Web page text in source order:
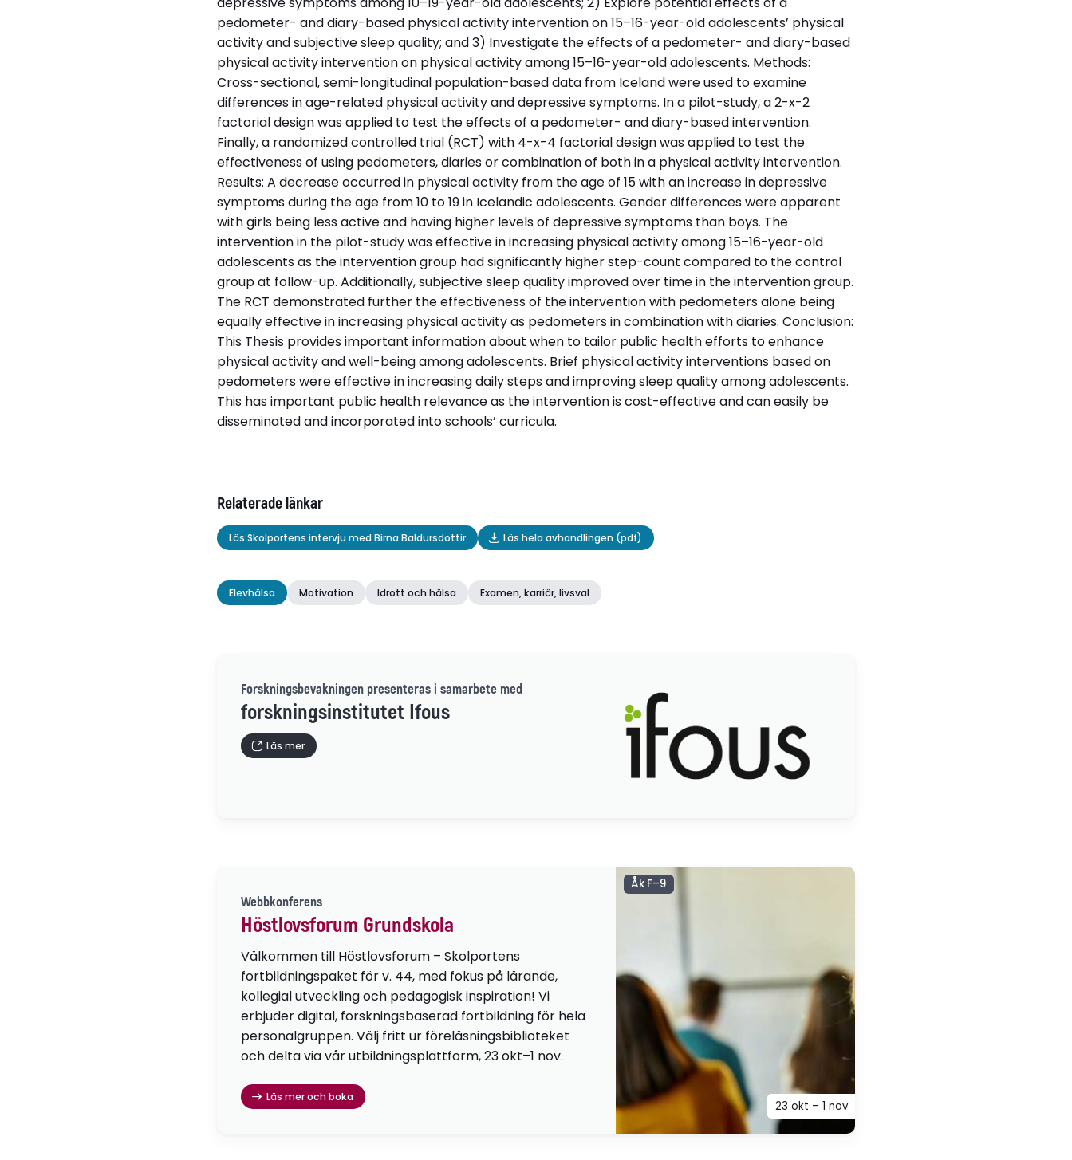
pedometer- and diary-based physical activity intervention on 15–16-year-old adolescents’ physical
activity and subjective sleep quality; and 3) Investigate the effects of a pedometer- and diary-based
physical activity intervention on physical activity among 15–16-year-old adolescents. Methods:
Cross-sectional, semi-longitudinal population-based data from Iceland were used to examine
differences in age-related physical activity and depressive symptoms. In a pilot-study, a 2-x-2
factorial design was applied to test the effects of a pedometer- and diary-based intervention.
Finally, a randomized controlled trial (RCT) with 4-x-4 factorial design was applied to test the
effectiveness of using pedometers, diaries or combination of both in a physical activity intervention.
Results: A decrease occurred in physical activity from the age of 15 with an increase in depressive
symptoms during the age from 10 to 19 in Icelandic adolescents. Gender differences were apparent
with girls being less active and having higher levels of depressive symptoms than boys. The
intervention in the pilot-study was effective in increasing physical activity among 15–16-year-old
adolescents as the intervention group had significantly higher step-count compared to the control
group at follow-up. Additionally, subjective sleep quality improved over time in the intervention group.
The RCT demonstrated further the effectiveness of the intervention with pedometers alone being
equally effective in increasing physical activity as pedometers in combination with diaries. Conclusion:
This Thesis provides important information about when to tailor public health efforts to enhance
physical activity and well-being among adolescents. Brief physical activity interventions based on
pedometers were effective in increasing daily steps and improving sleep quality among adolescents.
This has important public health relevance as the intervention is cost-effective and can easily be
disseminated and incorporated into schools’ curricula.
Relaterade länkar
Läs Skolportens intervju med Birna Baldursdottir Läs hela avhandlingen (pdf)
Elevhälsa Motivation Idrott och hälsa Examen, karriär, livsval
Forskningsbevakningen presenteras i samarbete med
forskningsinstitutet Ifous
Läs mer
Webbkonferens
Höstlovsforum Grundskola
Välkommen till Höstlovsforum – Skolportens
fortbildningspaket för v. 44, med fokus på lärande,
kollegial utveckling och pedagogisk inspiration! Vi
erbjuder digital, forskningsbaserad fortbildning för hela
personalgruppen. Välj fritt ur föreläsningsbiblioteket
och delta via vår utbildningsplattform, 23 okt–1 nov.
Läs mer och boka
Åk F–9
23 okt – 1 nov